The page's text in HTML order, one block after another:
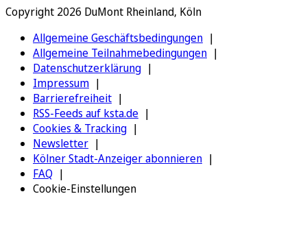
Copyright 2026 DuMont Rheinland, Köln
Allgemeine Geschäftsbedingungen
Allgemeine Teilnahmebedingungen
Datenschutzerklärung
Impressum
Barrierefreiheit
RSS-Feeds auf ksta.de
Cookies & Tracking
Newsletter
Kölner Stadt-Anzeiger abonnieren
FAQ
Cookie-Einstellungen